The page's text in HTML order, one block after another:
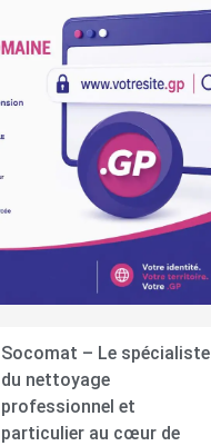
Socomat – Le spécialiste
du nettoyage
professionnel et
particulier au cœur de